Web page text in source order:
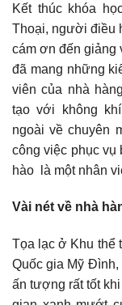
Kết thúc khóa
Thoại, người điều
cám ơn đến giảng
đã mang những
viên của nhà
tạo với không
ngoài về chuyên
công việc phục vụ
hào là một nhân
Vài nét về nhà
Tọa lạc ở Khu thể
Quốc gia Mỹ
ấn tượng rất tốt